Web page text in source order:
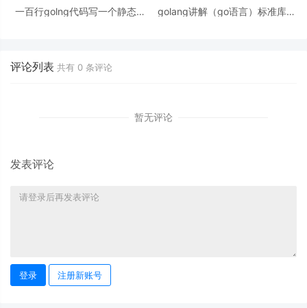
一百行golng代码写一个静态文
golang讲解（go语言）标准库分
评论列表 共有 0 条评论
暂无评论
发表评论
登录 注册新账号